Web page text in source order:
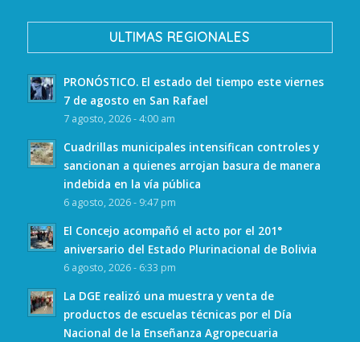
ULTIMAS REGIONALES
PRONÓSTICO. El estado del tiempo este viernes
7 de agosto en San Rafael
7 agosto, 2026 - 4:00 am
Cuadrillas municipales intensifican controles y
sancionan a quienes arrojan basura de manera
indebida en la vía pública
6 agosto, 2026 - 9:47 pm
El Concejo acompañó el acto por el 201°
aniversario del Estado Plurinacional de Bolivia
6 agosto, 2026 - 6:33 pm
La DGE realizó una muestra y venta de
productos de escuelas técnicas por el Día
Nacional de la Enseñanza Agropecuaria